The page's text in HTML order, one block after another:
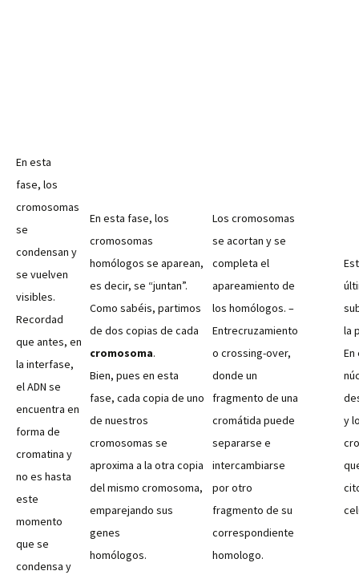
En esta
fase, los
cromosomas
se
condensan y
se vuelven
visibles.
Recordad
que antes, en
la interfase,
el ADN se
encuentra en
forma de
cromatina y
no es hasta
este
momento
que se
condensa y
En esta fase, los
cromosomas
homólogos se aparean,
es decir, se “juntan”.
Como sabéis, partimos
de dos copias de cada
cromosoma.
Bien, pues en esta
fase, cada copia de uno
de nuestros
cromosomas se
aproxima a la otra copia
del mismo cromosoma,
emparejando sus
genes
homólogos.
Los cromosomas
se acortan y se
completa el
apareamiento de
los homólogos. –
Entrecruzamiento
o crossing-over,
donde un
fragmento de una
cromátida puede
separarse e
intercambiarse
por otro
fragmento de su
correspondiente
homologo.
la
En
y